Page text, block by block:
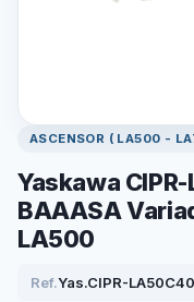
ASCENSOR ( LA500 -
Yaskawa
BAAASA
LA500
Ref.Yas.CIPR-